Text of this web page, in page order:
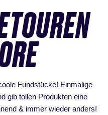
Fundstücke! Einmalige
gib tollen Produkten eine
& immer wieder anders!